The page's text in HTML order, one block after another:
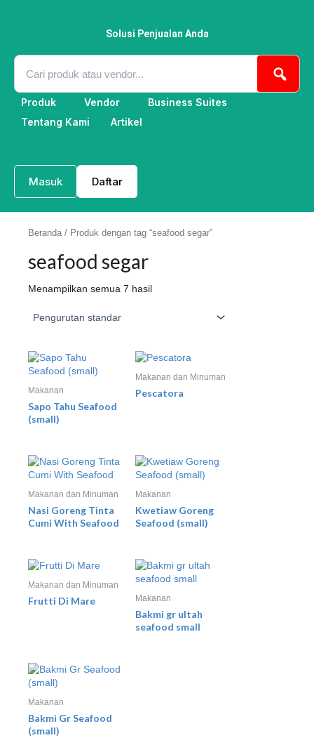
Solusi Penjualan Anda
Produk Vendor
Business Suites
Tentang Kami
Artikel
Masuk Daftar
Beranda / Produk dengan tag “seafood segar”
seafood segar
Menampilkan semua 7 hasil
Makanan
Sapo Tahu Seafood
(small)
Makanan dan Minuman
Pescatora
Makanan dan Minuman
Nasi Goreng Tinta
Cumi With Seafood
Makanan
Kwetiaw Goreng
Seafood (small)
Makanan dan Minuman
Frutti Di Mare Makanan
Bakmi gr ultah
seafood small
Makanan
Bakmi Gr Seafood
(small)